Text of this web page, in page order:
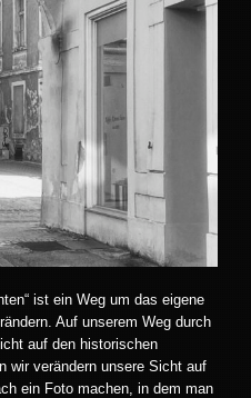
ist ein Weg um das eigene
Auf unserem Weg durch
auf den historischen
wir verändern unsere Sicht auf
ein Foto machen, in dem man